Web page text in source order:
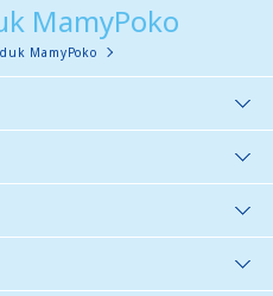
MamyPoko
MamyPoko